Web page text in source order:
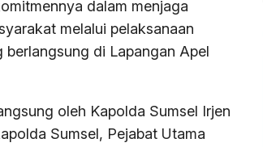
dalam menjaga
melalui pelaksanaan
di Lapangan Apel
oleh Kapolda Sumsel Irjen
Sumsel, Pejabat Utama